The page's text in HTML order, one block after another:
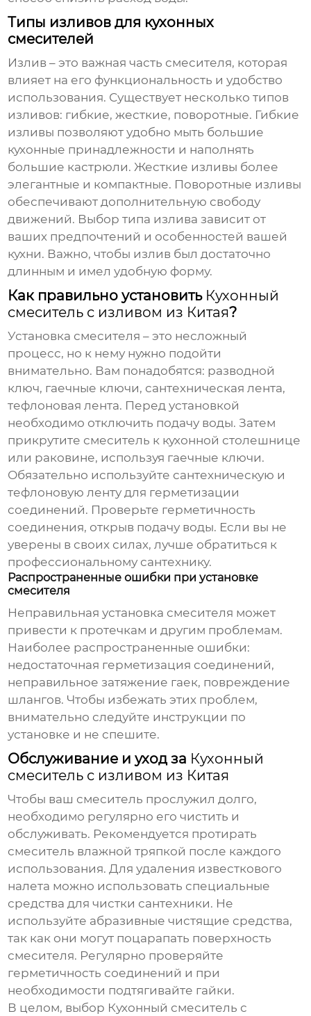
Типы изливов для кухонных
смесителей
Излив – это важная часть смесителя, которая
влияет на его функциональность и удобство
использования. Существует несколько типов
изливов: гибкие, жесткие, поворотные. Гибкие
изливы позволяют удобно мыть большие
кухонные принадлежности и наполнять
большие кастрюли. Жесткие изливы более
элегантные и компактные. Поворотные изливы
обеспечивают дополнительную свободу
движений. Выбор типа излива зависит от
ваших предпочтений и особенностей вашей
кухни. Важно, чтобы излив был достаточно
длинным и имел удобную форму.
Как правильно установить Кухонный
смеситель с изливом из Китая?
Установка смесителя – это несложный
процесс, но к нему нужно подойти
внимательно. Вам понадобятся: разводной
ключ, гаечные ключи, сантехническая лента,
тефлоновая лента. Перед установкой
необходимо отключить подачу воды. Затем
прикрутите смеситель к кухонной столешнице
или раковине, используя гаечные ключи.
Обязательно используйте сантехническую и
тефлоновую ленту для герметизации
соединений. Проверьте герметичность
соединения, открыв подачу воды. Если вы не
уверены в своих силах, лучше обратиться к
профессиональному сантехнику.
Распространенные ошибки при установке
смесителя
Неправильная установка смесителя может
привести к протечкам и другим проблемам.
Наиболее распространенные ошибки:
недостаточная герметизация соединений,
неправильное затяжение гаек, повреждение
шлангов. Чтобы избежать этих проблем,
внимательно следуйте инструкции по
установке и не спешите.
Обслуживание и уход за Кухонный
смеситель с изливом из Китая
Чтобы ваш смеситель прослужил долго,
необходимо регулярно его чистить и
обслуживать. Рекомендуется протирать
смеситель влажной тряпкой после каждого
использования. Для удаления известкового
налета можно использовать специальные
средства для чистки сантехники. Не
используйте абразивные чистящие средства,
так как они могут поцарапать поверхность
смесителя. Регулярно проверяйте
герметичность соединений и при
необходимости подтягивайте гайки.
В целом, выбор Кухонный смеситель с